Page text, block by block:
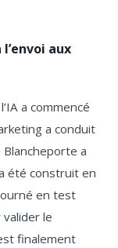
aux
a commencé
a conduit
a
été construit en
en test
le
finalement